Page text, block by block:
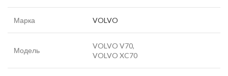
Марка VOLVO
Модель
VOLVO V70,
VOLVO XC70